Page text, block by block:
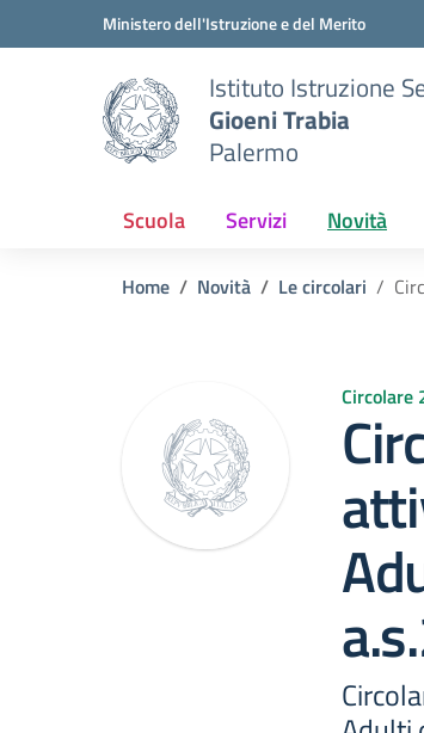
Vai ai contenuti
Vai al menu di navigazioneMinistero dell'Istruzione e del Merito
Istituto Istruzione
Gioeni Trabia
Palermo
Scuola Servizi Novità
Home Novità Le circolari
Circolare